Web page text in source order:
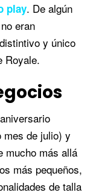
play. De algún
eran
y único
Royale.
mes de julio) y
mucho más allá
más pequeños,
de talla